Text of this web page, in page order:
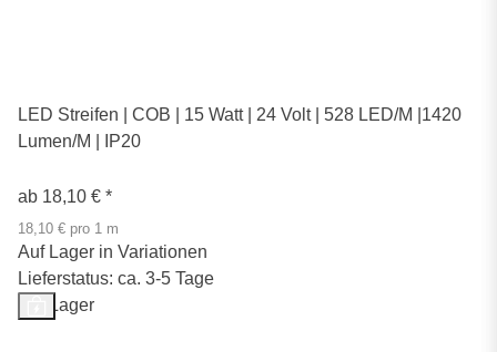
LED Streifen | COB | 15 Watt | 24 Volt | 528 LED/M |1420
Lumen/M | IP20
ab 18,10 € *
18,10 € pro 1 m
Auf Lager in Variationen
Lieferstatus: ca. 3-5 Tage
Auf Lager